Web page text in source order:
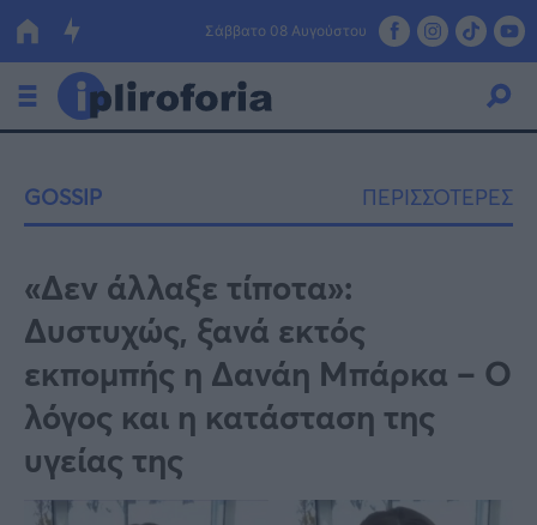
Σάββατο 08 Αυγούστου
Οικονομία
Πολιτική
Τράπεζες
Επιδοτήσεις
ΕΣΠΑ
Κόσμος
Lifestyle
Αθλητικά
GOSSIP ΠΕΡΙΣΣΟΤΕΡΕΣ
«Δεν άλλαξε τίποτα»:
Δυστυχώς, ξανά εκτός
εκπομπής η Δανάη Μπάρκα – Ο
λόγος και η κατάσταση της
υγείας της